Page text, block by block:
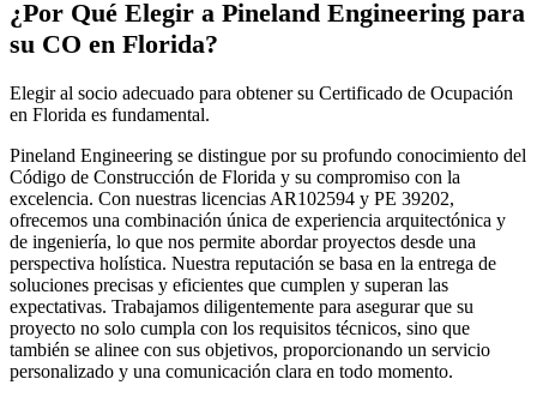
¿Por Qué Elegir a Pineland Engineering para
su CO en Florida?
Elegir al socio adecuado para obtener su Certificado de Ocupación
en Florida es fundamental.
Pineland Engineering se distingue por su profundo conocimiento del
Código de Construcción de Florida y su compromiso con la
excelencia. Con nuestras licencias AR102594 y PE 39202,
ofrecemos una combinación única de experiencia arquitectónica y
de ingeniería, lo que nos permite abordar proyectos desde una
perspectiva holística. Nuestra reputación se basa en la entrega de
soluciones precisas y eficientes que cumplen y superan las
expectativas. Trabajamos diligentemente para asegurar que su
proyecto no solo cumpla con los requisitos técnicos, sino que
también se alinee con sus objetivos, proporcionando un servicio
personalizado y una comunicación clara en todo momento.